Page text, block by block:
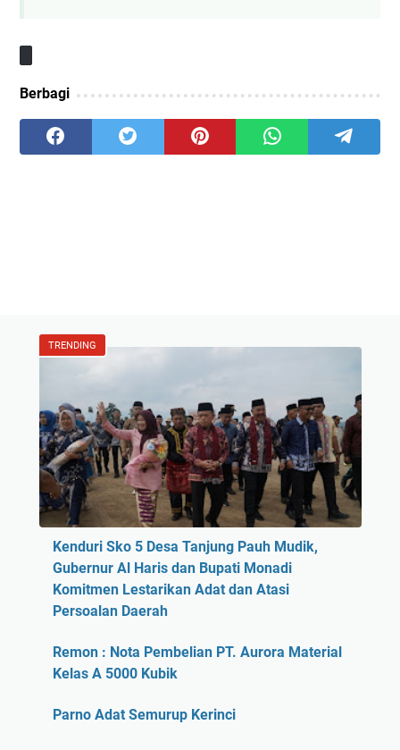
Berbagi
TRENDING
Kenduri Sko 5 Desa Tanjung Pauh Mudik,
Gubernur Al Haris dan Bupati Monadi
Komitmen Lestarikan Adat dan Atasi
Persoalan Daerah
Remon : Nota Pembelian PT. Aurora Material
Kelas A 5000 Kubik
Parno Adat Semurup Kerinci